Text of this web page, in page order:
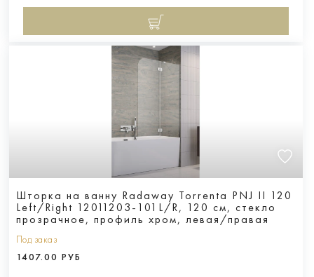
Шторка на ванну Radaway Torrenta PNJ II 120
Left/Right 12011203-101L/R, 120 см, стекло
прозрачное, профиль хром, левая/правая
Под заказ
1407.00 РУБ